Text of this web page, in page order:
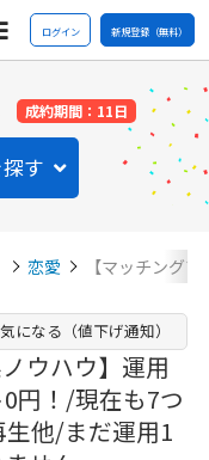
ログイン 新規登録（無料）
成約期間：11日
す
恋愛 【マッチング
ウハウ】運用
円！/現在も7つ
他/まだ運用1
気になる（値下げ通知）